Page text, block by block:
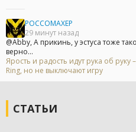
POCCOMAXEP
29 минут назад
@Abby, А прикинь, у эстуса тоже
верно...
Ярость и радость идут рука об руку
Ring, но не выключают игру
СТАТЬИ